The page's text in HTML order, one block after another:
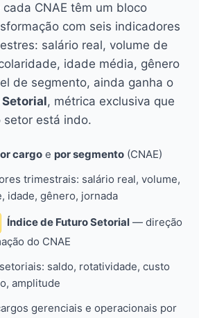
CNAE têm um bloco
com seis indicadores
salário real, volume de
idade média, gênero
de segmento, ainda ganha o
, métrica exclusiva que
setor está indo.
cargo e por segmento (CNAE)
trimestrais: salário real, volume,
idade, gênero, jornada
Índice de Futuro Setorial — direção
do CNAE
saldo, rotatividade, custo
amplitude
gerenciais e operacionais por